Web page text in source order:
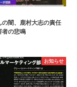
の闇、鹿村大志の責任
者の悲鳴
お知らせ